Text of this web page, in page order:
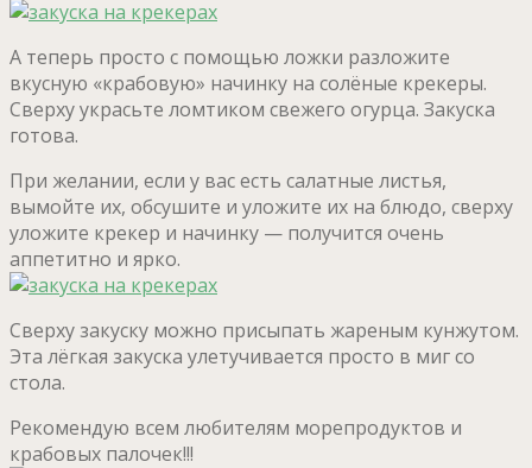
А теперь просто с помощью ложки разложите
вкусную «крабовую» начинку на солёные крекеры.
Сверху украсьте ломтиком свежего огурца. Закуска
готова.
При желании, если у вас есть салатные листья,
вымойте их, обсушите и уложите их на блюдо, сверху
уложите крекер и начинку — получится очень
аппетитно и ярко.
Сверху закуску можно присыпать жареным кунжутом.
Эта лёгкая закуска улетучивается просто в миг со
стола.
Рекомендую всем любителям морепродуктов и
крабовых палочек!!!